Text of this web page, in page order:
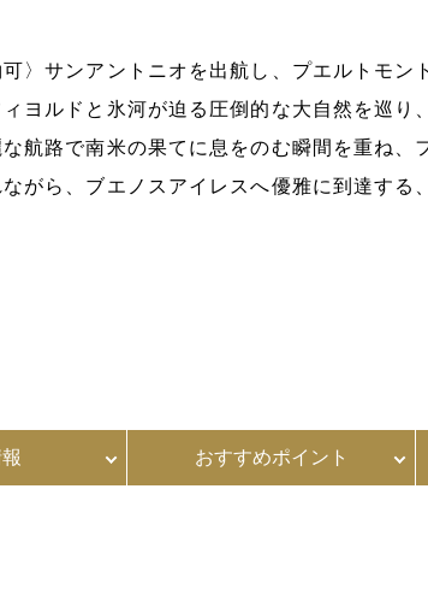
可〉サンアントニオを出航し、プエルトモ
ヨルドと氷河が迫る圧倒的な大自然を巡り
航路で南米の果てに息をのむ瞬間を重ね、
がら、ブエノスアイレスへ優雅に到達する
おすすめポイント